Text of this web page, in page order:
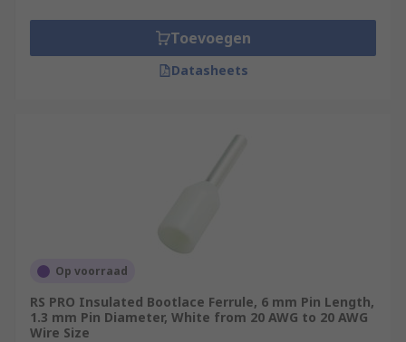
sizes.
Where are they used?
Toevoegen
Datasheets
Op voorraad
RS PRO Insulated Bootlace Ferrule, 6 mm Pin Length,
1.3 mm Pin Diameter, White from 20 AWG to 20 AWG
Wire Size